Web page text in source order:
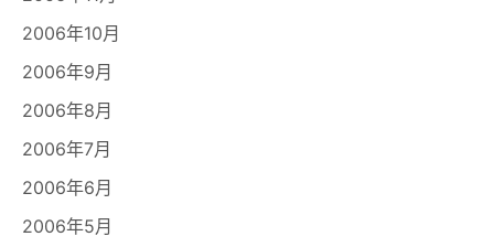
2006年10月
2006年9月
2006年8月
2006年7月
2006年6月
2006年5月